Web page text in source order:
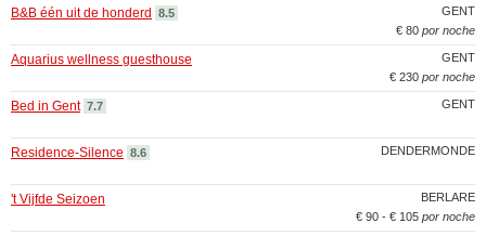
GENT
B&B één uit de honderd
8.5
€ 80 por noche
GENT
Aquarius wellness guesthouse
€ 230 por noche
GENT
Bed in Gent 7.7
DENDERMONDE
Residence-Silence 8.6
BERLARE
't Vijfde Seizoen
€ 90 - € 105 por noche